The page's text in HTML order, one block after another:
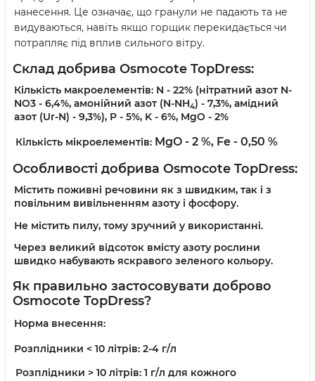
нанесення. Це означає, що гранули не падають та не
видуваються, навіть якщо горщик перекидається чи
потрапляє під вплив сильного вітру.
Склад добрива Osmocote TopDress:
Кількість макроелементів: N - 22% (нітратний азот N-
NO3 - 6,4%, амонійний азот (N-NH4) - 7,3%, амідний
азот (Ur-N) - 9,3%), P - 5%, K - 6%, MgO - 2%
Кількість мікроелементів: MgO - 2 %, Fe - 0,50 %
Особливості добрива Osmocote TopDress:
Містить поживні речовини як з швидким, так і з
повільним вивільненням азоту і фосфору.
Не містить пилу, тому зручний у використанні.
Через великий відсоток вмісту азоту рослини
швидко набувають яскравого зеленого кольору.
Як правильно застосовувати доброво
Osmocote TopDress?
Норма внесення:
Розплідники < 10 літрів: 2-4 г/л
Розплідники > 10 літрів: 1 г/л для кожного